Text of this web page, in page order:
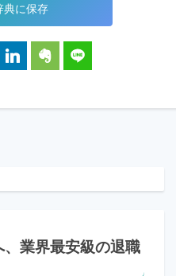
典に保存
業界最安級の退職